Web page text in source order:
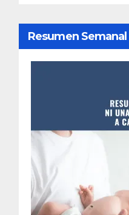
d
e
Resumen Semanal